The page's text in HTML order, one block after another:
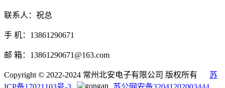
联系人：祝总
手 机：13861290671
邮 箱：13861290671@163.com
Copyright © 2022-2024 常州北安电子有限公司 版权所有 苏